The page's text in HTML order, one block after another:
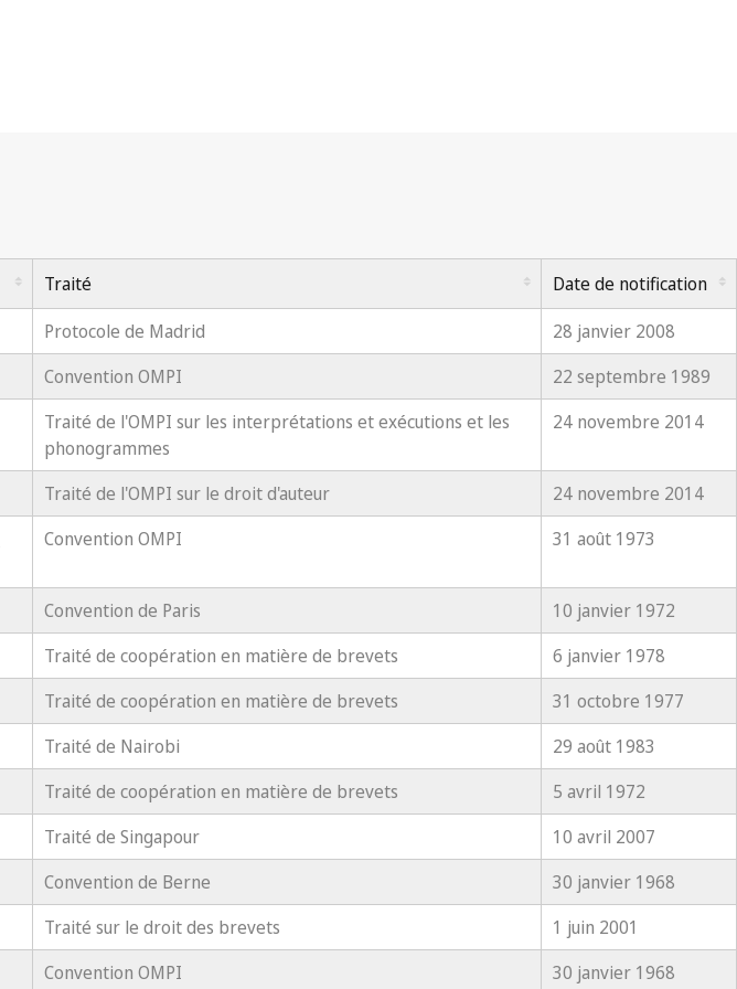
Traité
Date de notification
Protocole de Madrid
28 janvier 2008
Convention OMPI
22 septembre 1989
Traité de l'OMPI sur les interprétations et exécutions et les
phonogrammes
24 novembre 2014
Traité de l'OMPI sur le droit d'auteur
24 novembre 2014
Convention OMPI 31 août 1973
Convention de Paris
10 janvier 1972
Traité de coopération en matière de brevets
6 janvier 1978
Traité de coopération en matière de brevets
31 octobre 1977
Traité de Nairobi
29 août 1983
Traité de coopération en matière de brevets
5 avril 1972
Traité de Singapour
10 avril 2007
Convention de Berne
30 janvier 1968
Traité sur le droit des brevets
1 juin 2001
Convention OMPI 30 janvier 1968